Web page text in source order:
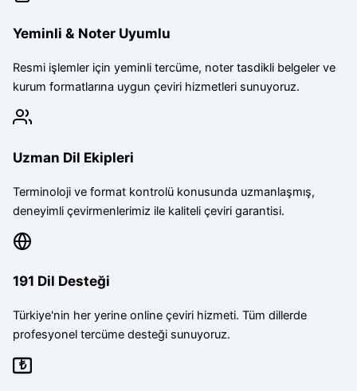
Yeminli & Noter Uyumlu
Resmi işlemler için yeminli tercüme, noter tasdikli belgeler ve
kurum formatlarına uygun çeviri hizmetleri sunuyoruz.
Uzman Dil Ekipleri
Terminoloji ve format kontrolü konusunda uzmanlaşmış,
deneyimli çevirmenlerimiz ile kaliteli çeviri garantisi.
191 Dil Desteği
Türkiye'nin her yerine online çeviri hizmeti. Tüm dillerde
profesyonel tercüme desteği sunuyoruz.
₺